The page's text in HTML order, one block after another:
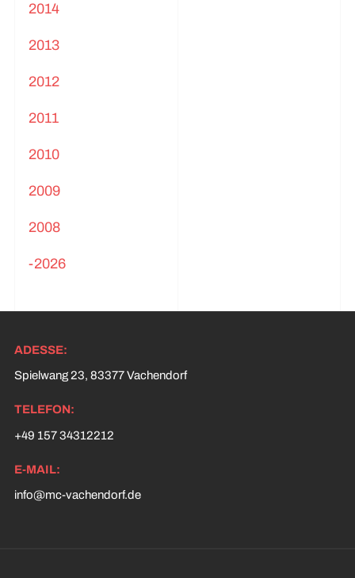
2014
2013
2012
2011
2010
2009
2008
-2026
ADESSE:
Spielwang 23, 83377 Vachendorf
TELEFON:
+49 157 34312212
E-MAIL:
info@mc-vachendorf.de